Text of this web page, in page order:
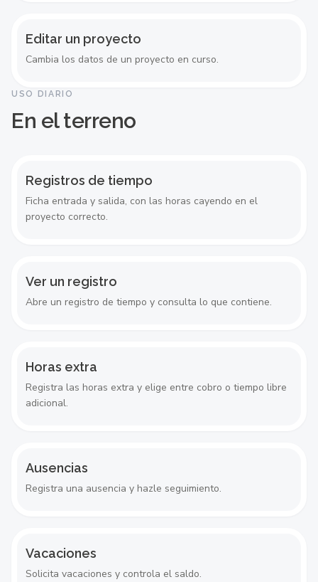
Editar un proyecto
Cambia los datos de un proyecto en curso.
USO DIARIO
En el terreno
Registros de tiempo
Ficha entrada y salida, con las horas cayendo en el
proyecto correcto.
Ver un registro
Abre un registro de tiempo y consulta lo que contiene.
Horas extra
Registra las horas extra y elige entre cobro o tiempo libre
adicional.
Ausencias
Registra una ausencia y hazle seguimiento.
Vacaciones
Solicita vacaciones y controla el saldo.